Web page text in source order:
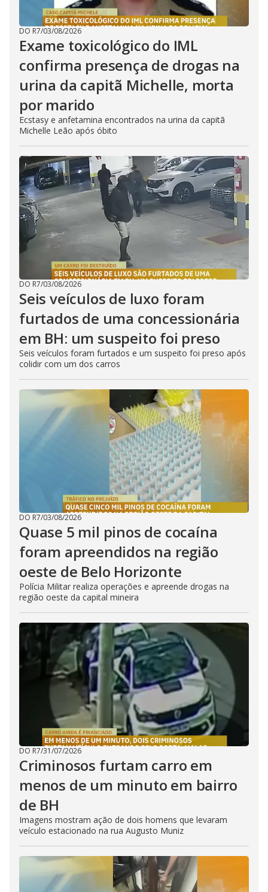
DO R7/03/08/2026
Exame toxicológico do IML
confirma presença de drogas na
urina da capitã Michelle, morta
por marido
Ecstasy e anfetamina encontrados na urina da capitã
Michelle Leão após óbito
DO R7/03/08/2026
Seis veículos de luxo foram
furtados de uma concessionária
em BH: um suspeito foi preso
Seis veículos foram furtados e um suspeito foi preso após
colidir com um dos carros
DO R7/03/08/2026
Quase 5 mil pinos de cocaína
foram apreendidos na região
oeste de Belo Horizonte
Polícia Militar realiza operações e apreende drogas na
região oeste da capital mineira
DO R7/31/07/2026
Criminosos furtam carro em
menos de um minuto em bairro
de BH
Imagens mostram ação de dois homens que levaram
veículo estacionado na rua Augusto Muniz